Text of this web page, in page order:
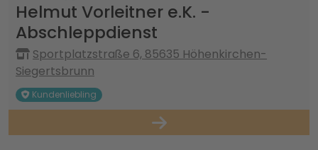
Helmut Vorleitner e.K. -
Abschleppdienst
Sportplatzstraße 6, 85635 Höhenkirchen-
Siegertsbrunn
Kundenliebling